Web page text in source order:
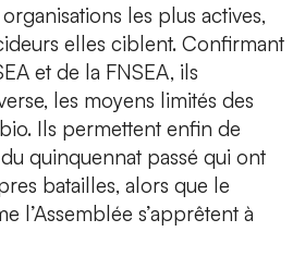
les plus actives,
elles ciblent. Confirmant
et de la FNSEA, ils
les moyens limités des
Ils permettent enfin de
quinquennat passé qui ont
batailles, alors que le
l’Assemblée s’apprêtent à